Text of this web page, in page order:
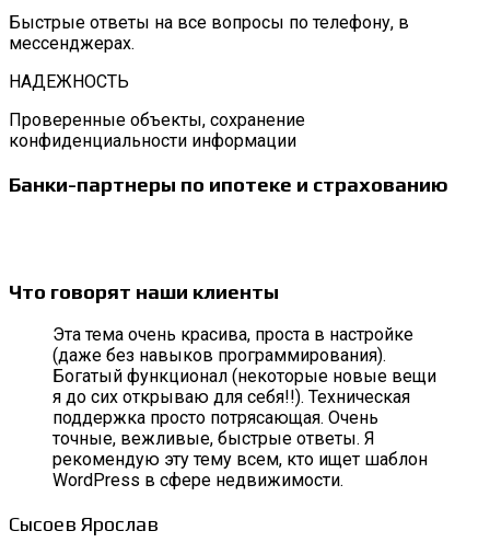
Быстрые ответы на все вопросы по телефону, в
мессенджерах.
НАДЕЖНОСТЬ
Проверенные объекты, сохранение
конфиденциальности информации
Банки-партнеры по ипотеке и страхованию
Что говорят наши клиенты
Эта тема очень красива, проста в настройке
(даже без навыков программирования).
Богатый функционал (некоторые новые вещи
я до сих открываю для себя!!). Техническая
поддержка просто потрясающая. Очень
точные, вежливые, быстрые ответы. Я
рекомендую эту тему всем, кто ищет шаблон
WordPress в сфере недвижимости.
Сысоев Ярослав